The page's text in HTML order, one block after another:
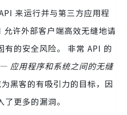
来运行并与第三方应用程
许外部客户端高效无缝地请
有的安全风险。 非常 API 的
— 应用程序和系统之间的无缝
黑客的有吸引力的目标，因
更多的漏洞。